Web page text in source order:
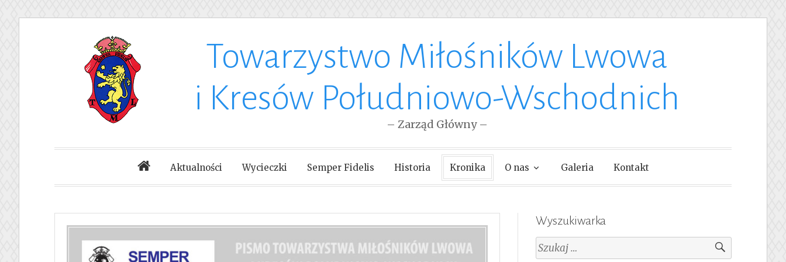
Towarzystwo Miłośników Lwowa
i Kresów Południowo-Wschodnich
– Zarząd Główny –
Aktualności Wycieczki Semper Fidelis Historia Kronika O nas Galeria Kontakt
Wyszukiwarka
Szukaj: